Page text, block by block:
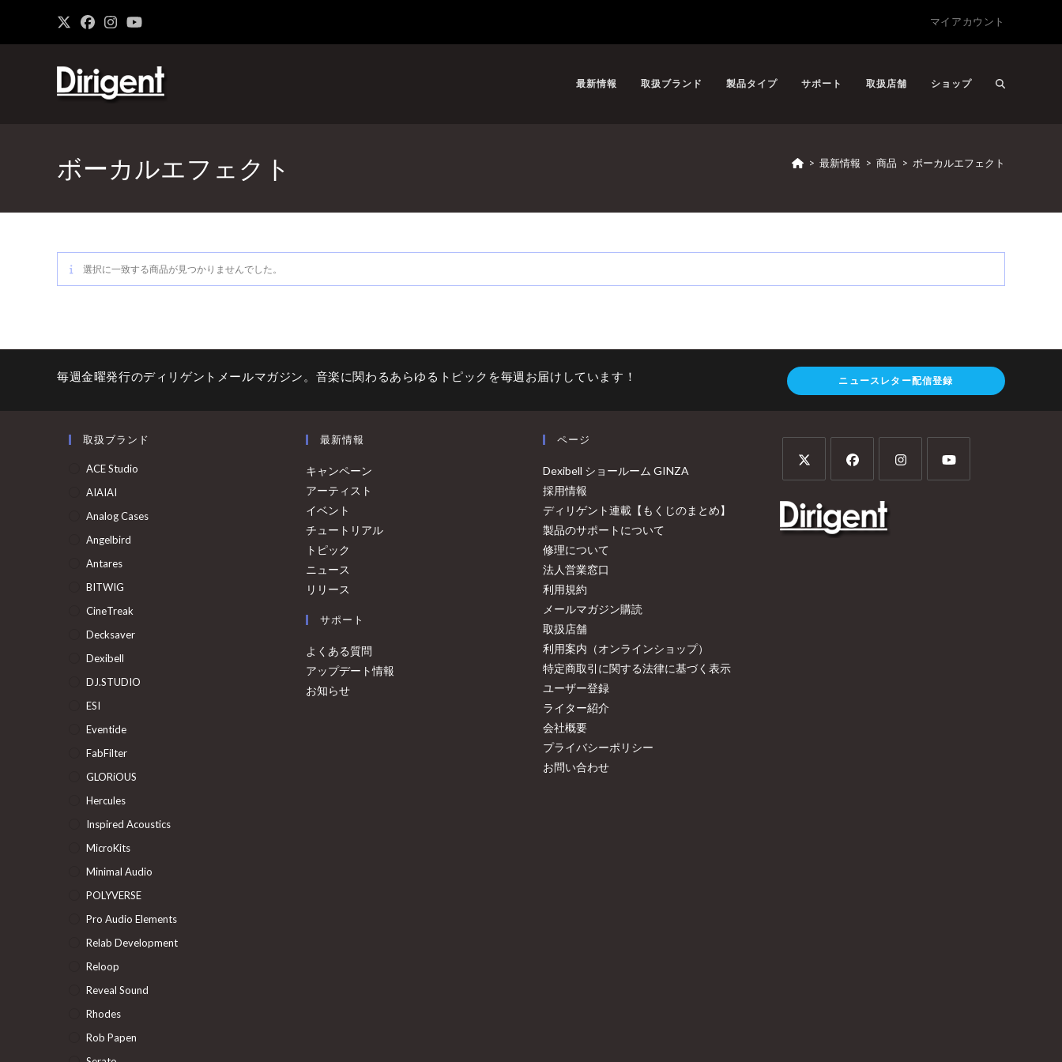
マイアカウント
最新情報 取扱ブランド 製品タイプ サポート 取扱店舗 ショップ
ボーカルエフェクト > 最新情報 > 商品 > ボーカルエフェクト
選択に一致する商品が見つかりませんでした。
毎週金曜発行のディリゲントメールマガジン。音楽に関わるあらゆるトピックを毎週お届けしています！ ニュースレター配信登録
取扱ブランド
ACE Studio
AIAIAI
Analog Cases
Angelbird
Antares
BITWIG
CineTreak
Decksaver
Dexibell
DJ.STUDIO
ESI
Eventide
FabFilter
GLORiOUS
Hercules
Inspired Acoustics
MicroKits
Minimal Audio
POLYVERSE
Pro Audio Elements
Relab Development
Reloop
Reveal Sound
Rhodes
Rob Papen
最新情報
キャンペーン
アーティスト
イベント
チュートリアル
トピック
ニュース
リリース
サポート
よくある質問
アップデート情報
お知らせ
ページ
Dexibell ショールーム GINZA
採用情報
ディリゲント連載【もくじのまとめ】
製品のサポートについて
修理について
法人営業窓口
利用規約
メールマガジン購読
取扱店舗
利用案内（オンラインショップ）
特定商取引に関する法律に基づく表示
ユーザー登録
ライター紹介
会社概要
プライバシーポリシー
お問い合わせ